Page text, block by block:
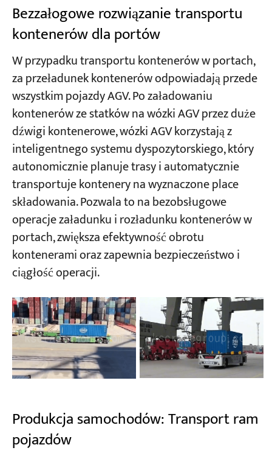
Bezzałogowe rozwiązanie transportu
kontenerów dla portów
W przypadku transportu kontenerów w portach,
za przeładunek kontenerów odpowiadają przede
wszystkim pojazdy AGV. Po załadowaniu
kontenerów ze statków na wózki AGV przez duże
dźwigi kontenerowe, wózki AGV korzystają z
inteligentnego systemu dyspozytorskiego, który
autonomicznie planuje trasy i automatycznie
transportuje kontenery na wyznaczone place
składowania. Pozwala to na bezobsługowe
operacje załadunku i rozładunku kontenerów w
portach, zwiększa efektywność obrotu
kontenerami oraz zapewnia bezpieczeństwo i
ciągłość operacji.
Produkcja samochodów: Transport ram
pojazdów